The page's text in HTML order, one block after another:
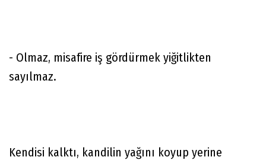
- Olmaz, misafire iş gördürmek yiğitlikten
sayılmaz.
Kendisi kalktı, kandilin yağını koyup yerine